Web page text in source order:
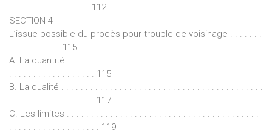
. . . . . . . . . . . . . . . . . 112
SECTION 4
L’issue possible du procès pour trouble de voisinage . . . . . . .
. . . . . . . . . . . 115
A. La quantité . . . . . . . . . . . . . . . . . . . . . . . . . . . . . . . . . . . . . . . .
. . . . . . . . . . . . . . . . . . 115
B. La qualité . . . . . . . . . . . . . . . . . . . . . . . . . . . . . . . . . . . . . . . . . .
. . . . . . . . . . . . . . . . . . 117
C. Les limites . . . . . . . . . . . . . . . . . . . . . . . . . . . . . . . . . . . . . . . .
. . . . . . . . . . . . . . . . . . . 119